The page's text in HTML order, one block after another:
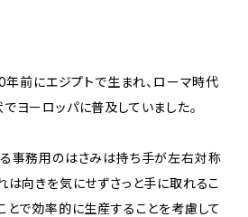
前にエジプトで生まれ、ローマ時代
ヨーロッパに普及していました。
事務用のはさみは持ち手が左右対称
は向きを気にせずさっと手に取れるこ
とで効率的に生産することを考慮して